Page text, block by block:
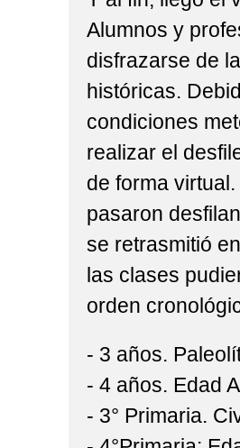
Alumnos y
disfrazarse de
históricas.
condiciones
realizar el
de forma
pasaron
se retrasmitió
las clases
orden
- 3 años.
- 4 años. Edad
- 3° Primaria.